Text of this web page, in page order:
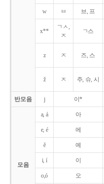
w ㅂ 브, 프
x**
ㄱㅅ,
ㅈ
ㄱ스
z ㅈ 즈, 스
ž ㅈ 주, 슈, 시
반모음 j 이*
모음
a, á 아
e, é 에
ě 예
i, í 이
o,ó 오